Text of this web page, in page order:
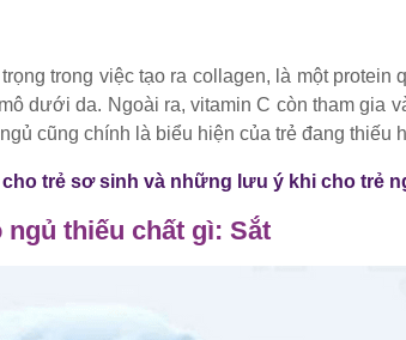
trong việc tạo ra collagen, là một protein
dưới da. Ngoài ra, vitamin C còn tham gia
cũng chính là biểu hiện của trẻ đang thiếu
cho trẻ sơ sinh và những lưu ý khi cho trẻ
ngủ thiếu chất gì: Sắt